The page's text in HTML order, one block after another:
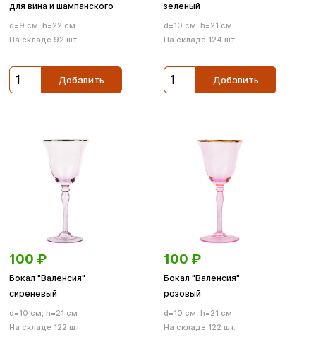
для вина и шампанского
d=9 см, h=22 см
На складе 92 шт.
Добавить
зеленый
d=10 см, h=21 см
На складе 124 шт.
Добавить
100 ₽
Бокал "Валенсия"
сиреневый
d=10 см, h=21 см
На складе 122 шт.
100 ₽
Бокал "Валенсия"
розовый
d=10 см, h=21 см
На складе 122 шт.